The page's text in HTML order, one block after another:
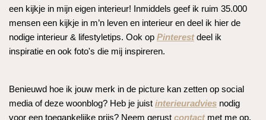
een kijkje in mijn eigen interieur! Inmiddels geef ik ruim 35.000
mensen een kijkje in m’n leven en interieur en deel ik hier de
nodige interieur & lifestyletips. Ook op Pinterestdeel ik
inspiratie en ook foto's die mij inspireren.
Benieuwd hoe ik jouw merk in de picture kan zetten op social
media of deze woonblog? Heb je juist interieuradvies nodig
voor een toegankelijke prijs? Neem gerust contactmet me op.